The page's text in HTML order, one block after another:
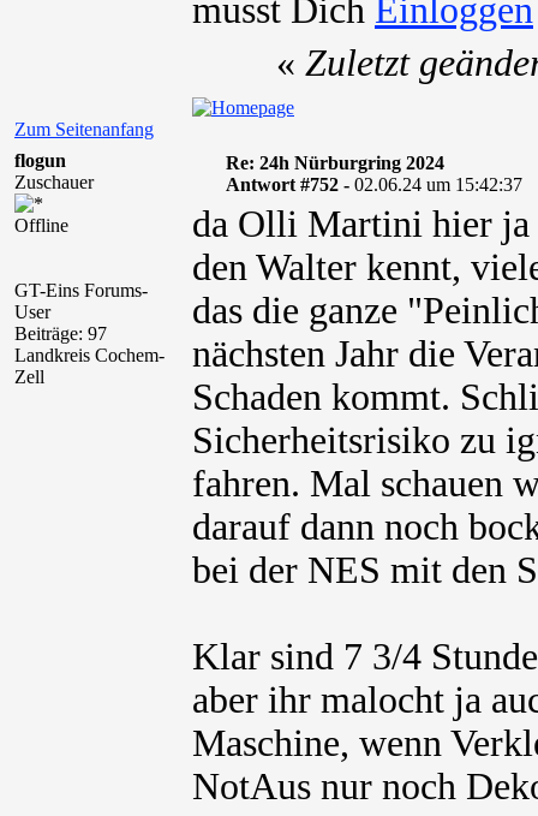
musst Dich
Zum Seitenanfang
« Zuletzt
flogun
Zuschauer
Offline
GT-Eins Forums-
User
Beiträge: 97
Landkreis Cochem-
Zell
Re: 24h Nürburgring 2024
Antwort #752 - 02.06.24 um 15:42:37
da Olli Martini hier ja
den Walter kennt,
das die ganze
nächsten Jahr die
Schaden kommt.
Sicherheitsrisiko zu
fahren. Mal schauen
darauf dann noch
bei der NES mit den
Klar sind 7 3/4
aber ihr malocht ja
Maschine, wenn
NotAus nur noch